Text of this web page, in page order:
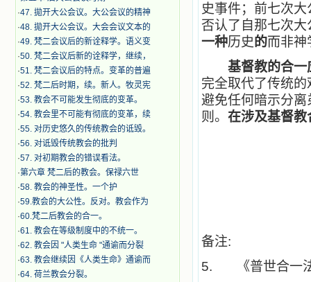
·47. 拋开大公会议。大公会议的精神
·48. 拋开大公会议。大会会议文本的
·49. 梵二会议后的新诠释学。语义变
·50. 梵二会议后新的诠释学，继续，
·51. 梵二会议后的特点。变革的普遍
·52. 梵二后时期，续。新人。牧灵宪
·53. 教会不可能发生彻底的变革。
·54. 教会里不可能有彻底的变革，续
·55. 对历史悠久的传统教会的诋毁。
·56. 对诋毁传统教会的批判
·57. 对初期教会的错误看法。
·第六章 梵二后的教会。保禄六世
·​58. 教会的神圣性。一个护
·59.教会的大公性。反对。教会作为
·60.梵二后教会的合一。
·61. 教会在等级制度中的不统一。
·62. 教会因 "人类生命 "通谕而分裂
·63. 教会继续因《人类生命》通谕而
·64. 荷兰教会分裂。
史事件；前七次大
否认了自那七次
一种历史 的而非神
基督教的合一
完全取代了传统的
避免任何暗示分离
则。 在涉及基督
备注:
5.
《普世合一